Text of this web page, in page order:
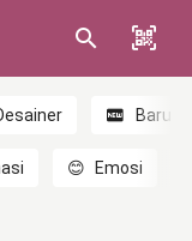
Baru
😊 Emosi